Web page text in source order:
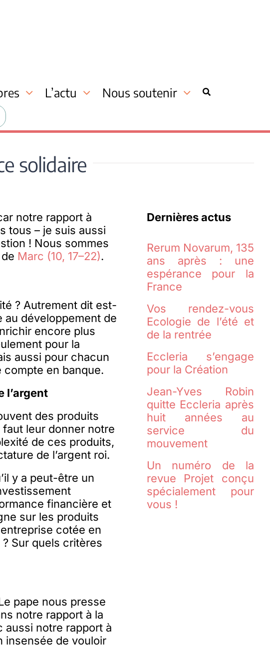
L’actu
Nous soutenir
solidaire
notre rapport à
tous – je suis aussi
! Nous sommes
Marc (10, 17–22).
? Autrement dit est-
au développement de
encore plus
pour la
aussi pour chacun
en banque.
l’argent
des produits
leur donner notre
de ces produits,
de l’argent roi.
y a peut-être un
financière et
sur les produits
cotée en
Sur quels critères
pape nous presse
notre rapport à la
aussi notre rapport à
insensée de vouloir
Dernières actus
Rerum Novarum, 135
ans après : une
espérance pour la
France
Vos rendez-vous
Ecologie de l’été et
de la rentrée
Eccleria s’engage
pour la Création
Jean-Yves Robin
quitte Eccleria après
huit années au
service du
mouvement
Un numéro de la
revue Projet conçu
spécialement pour
vous !